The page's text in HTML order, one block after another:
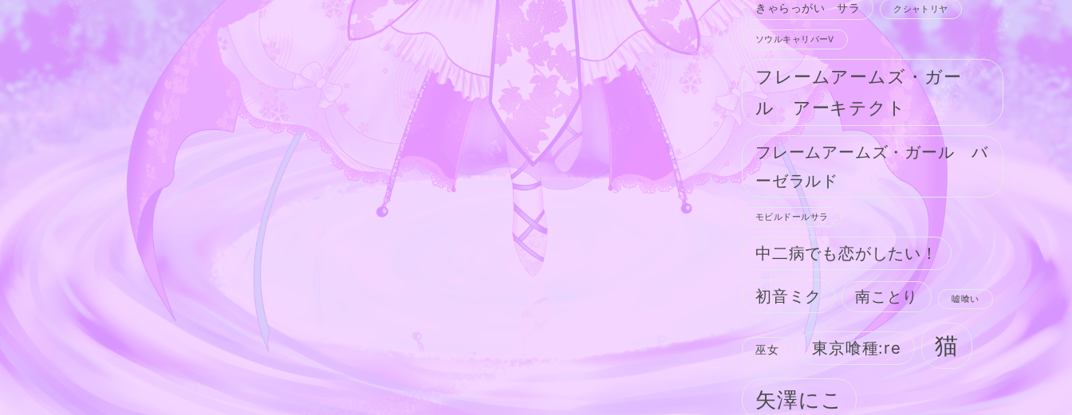
きゃらっがい サラ クシャトリヤ
ソウルキャリバーV
フレームアームズ・ガー
ル アーキテクト
フレームアームズ・ガール バ
ーゼラルド
モビルドールサラ
中二病でも恋がしたい！
初音ミク 南ことり 嘘喰い
巫女 東京喰種:re 猫
矢澤にこ